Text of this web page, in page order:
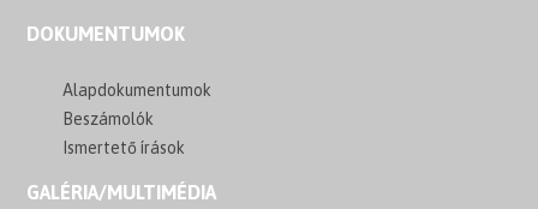
DOKUMENTUMOK
Alapdokumentumok
Beszámolók
Ismertető írások
GALÉRIA/MULTIMÉDIA